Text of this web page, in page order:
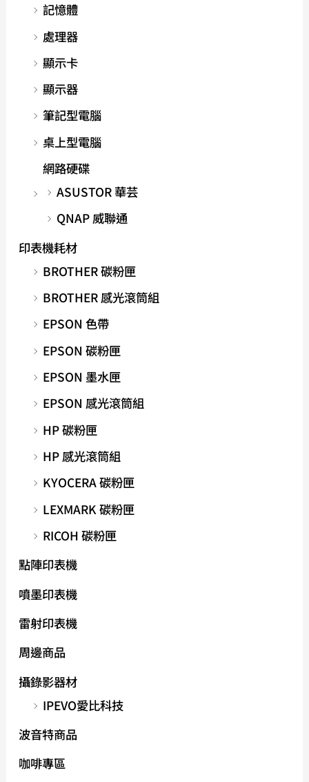
記憶體
處理器
顯示卡
顯示器
筆記型電腦
桌上型電腦
網路硬碟
ASUSTOR 華芸
QNAP 威聯通
印表機耗材
BROTHER 碳粉匣
BROTHER 感光滾筒組
EPSON 色帶
EPSON 碳粉匣
EPSON 墨水匣
EPSON 感光滾筒組
HP 碳粉匣
HP 感光滾筒組
KYOCERA 碳粉匣
LEXMARK 碳粉匣
RICOH 碳粉匣
點陣印表機
噴墨印表機
雷射印表機
周邊商品
攝錄影器材
IPEVO愛比科技
波音特商品
咖啡專區